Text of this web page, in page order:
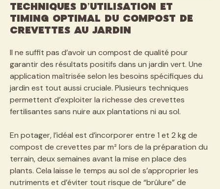
Techniques d’utilisation et
timing optimal du compost de
crevettes au jardin
Il ne suffit pas d’avoir un compost de qualité pour
garantir des résultats positifs dans un jardin vert. Une
application maîtrisée selon les besoins spécifiques du
jardin est tout aussi cruciale. Plusieurs techniques
permettent d’exploiter la richesse des crevettes
fertilisantes sans nuire aux plantations ni au sol.
En potager, l’idéal est d’incorporer entre 1 et 2 kg de
compost de crevettes par m² lors de la préparation du
terrain, deux semaines avant la mise en place des
plants. Cela laisse le temps au sol de s’approprier les
nutriments et d’éviter tout risque de “brûlure” de